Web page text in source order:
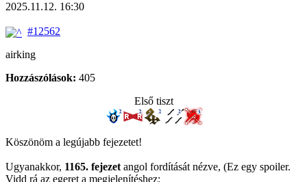
2025.11.12. 16:30
#12562
airking
Hozzászólások: 405
Első tiszt
Köszönöm a legújabb fejezetet!
Ugyanakkor, 1165. fejezet angol fordítását nézve, (Ez egy spoiler.
Vidd rá az egeret a megjelenítéshez: